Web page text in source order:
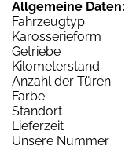
Allgemeine Daten:
Fahrzeugtyp
Karosserieform
Getriebe
Kilometerstand
Anzahl der Türen
Farbe
Standort
Lieferzeit
Unsere Nummer